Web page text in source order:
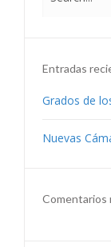
Entradas
Grados de
Nuevas
Comentarios